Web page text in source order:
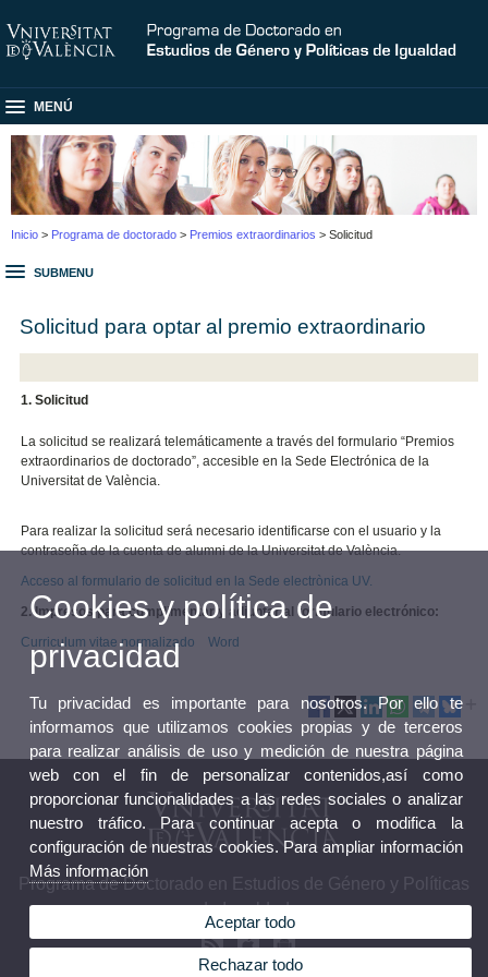
MENÚ
Inicio > Programa de doctorado > Premios extraordinarios > Solicitud
SUBMENU
Solicitud para optar al premio extraordinario
1. Solicitud
La solicitud se realizará telemáticamente a través del formulario “Premios
extraordinarios de doctorado”, accesible en la Sede Electrónica de la
Universitat de València.
Para realizar la solicitud será necesario identificarse con el usuario y la
contraseña de la cuenta de alumni de la Universitat de València.
Acceso al formulario de solicitud en la Sede electrònica UV.
2. Impresos para cumplimentar y adjuntar al formulario electrónico:
Curriculum vitae normalizado
Word
Programa de Doctorado en Estudios de Género y Políticas
de Igualdad
Cookies y política de
privacidad
Tu privacidad es importante para nosotros. Por ello te
informamos que utilizamos cookies propias y de terceros
para realizar análisis de uso y medición de nuestra página
web con el fin de personalizar contenidos,así como
proporcionar funcionalidades a las redes sociales o analizar
nuestro tráfico. Para continuar acepta o modifica la
configuración de nuestras cookies. Para ampliar información
Más información
Aceptar todo
Rechazar todo